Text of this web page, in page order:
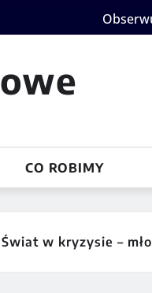
CO ROBIMY
– młodzi w